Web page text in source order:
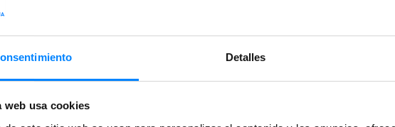
Detalles
web usa cookies
Cuatro líneas de trabajo
La iniciativa ‘Ça colle au basque’ se desarrollará a través de cuatro ejes.
se consolidará la presencia del euskera y la creación vasca en las
que Etxepare Euskal Institutua ya impulsa en el ámbito de la francofonía,